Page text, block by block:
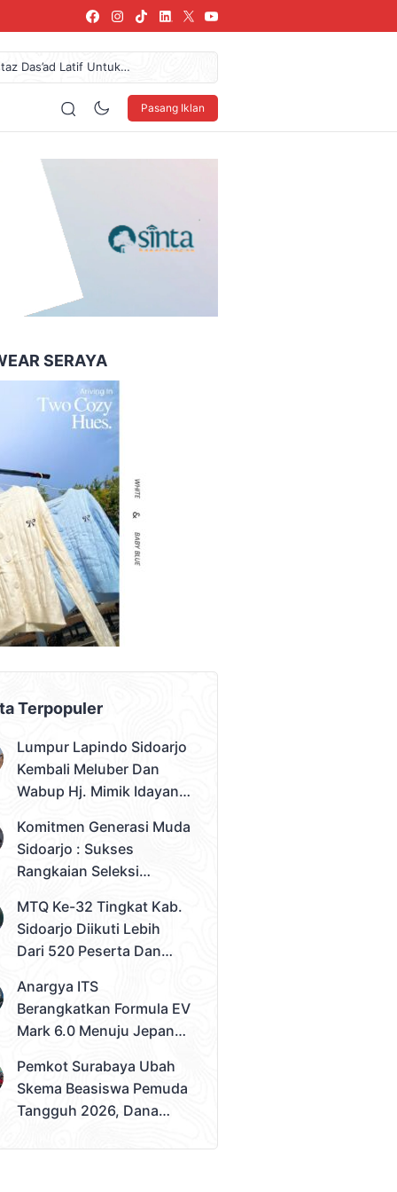
Das’ad Latif Untuk
Miliar Dan Pendapatan
Coffee Expo Medan
Arkindo Konstruksi
Pasang Iklan
SERAYA
Terpopuler
Lumpur Lapindo Sidoarjo
Kembali Meluber Dan
Wabup Hj. Mimik Idayana
Komitmen Generasi Muda
Sidoarjo : Sukses
Rangkaian Seleksi
Pemilihan Duta Muda
Sidoarjo 2026
MTQ Ke-32 Tingkat Kab.
Sidoarjo Diikuti Lebih
Dari 520 Peserta Dan
Juara Umum
Anargya ITS
Berangkatkan Formula EV
Mark 6.0 Menuju Jepang,
2026
Pemkot Surabaya Ubah
Skema Beasiswa Pemuda
Tangguh 2026, Dana
Sekolah